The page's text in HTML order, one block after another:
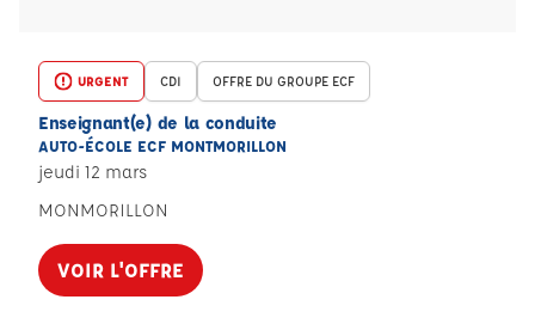
URGENT CDI OFFRE DU GROUPE ECF
Enseignant(e) de la conduite
AUTO-ÉCOLE ECF MONTMORILLON
jeudi 12 mars
MONMORILLON
VOIR L'OFFRE